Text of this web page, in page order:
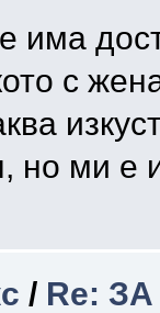
с
но ми е
/ Re: